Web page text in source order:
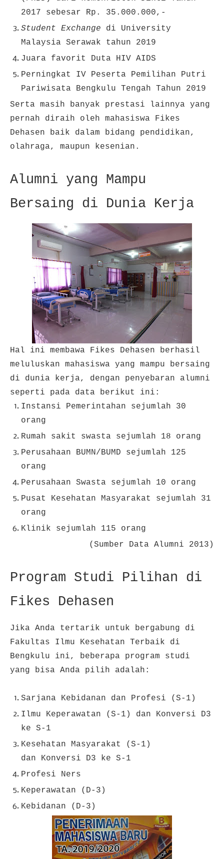
2017 sebesar Rp. 35.000.000,-
Student Exchange di University
Malaysia Serawak tahun 2019
Juara favorit Duta HIV AIDS
Perningkat IV Peserta Pemilihan Putri
Pariwisata Bengkulu Tengah Tahun 2019
Serta masih banyak prestasi lainnya yang
pernah diraih oleh mahasiswa Fikes
Dehasen baik dalam bidang pendidikan,
olahraga, maupun kesenian.
Alumni yang Mampu
Bersaing di Dunia Kerja
Hal ini membawa Fikes Dehasen berhasil
meluluskan mahasiswa yang mampu bersaing
di dunia kerja, dengan penyebaran alumni
seperti pada data berikut ini:
Instansi Pemerintahan sejumlah 30
orang
Rumah sakit swasta sejumlah 18 orang
Perusahaan BUMN/BUMD sejumlah 125
orang
Perusahaan Swasta sejumlah 10 orang
Pusat Kesehatan Masyarakat sejumlah 31
orang
Klinik sejumlah 115 orang
(Sumber Data Alumni 2013)
Program Studi Pilihan di
Fikes Dehasen
Jika Anda tertarik untuk bergabung di
Fakultas Ilmu Kesehatan Terbaik di
Bengkulu ini, beberapa program studi
yang bisa Anda pilih adalah:
Sarjana Kebidanan dan Profesi (S-1)
Ilmu Keperawatan (S-1) dan Konversi D3
ke S-1
Kesehatan Masyarakat (S-1)
dan Konversi D3 ke S-1
Profesi Ners
Keperawatan (D-3)
Kebidanan (D-3)